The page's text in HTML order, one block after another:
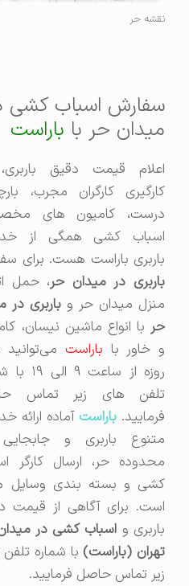
نقشه حر
سفارش اسباب کشی در
میدان حر با باراست
اعلام قیمت دقیق باربری، به
کارگیری کارگران مجرب، بارچینی
درست، کامیون های مخصوص
اسباب کشی همگی از خدمات
باربری باراست هست. برای سفارش
باربری در میدان حر، حمل اثاثیه
منزل میدان حر وباربری در محله
با انواع ماشین نیسان، کامیون
و خاور با باراستمی‌توانید همه
روزه از ساعت ۹ الی ۱۹ با شماره
تلفن های زیر تماس حاصل
فرمایید.باراست آماده ارائه خدمات
متنوع باربری و جابجایی در
محدوده حر، ارسال کارگر اسباب
کشی و بسته بندی وسایل منزل
است. برای آگاهی از قیمت دقیق
باربری واسباب کشی در میدان حر
تهران (باراست)با شماره تلفن های
زیر تماس حاصل فرمایید.